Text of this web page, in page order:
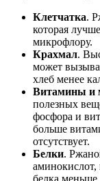
Клетчатка.
которая
микрофлору.
Крахмал.
может
хлеб менее
Витамины и
полезных
фосфора и
больше
отсутствует.
Белки.
белка меньше.